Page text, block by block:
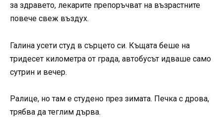
за здравето, лекарите препоръчват на възрастните
повече свеж въздух.
Галина усети студ в сърцето си. Къщата беше на
тридесет километра от града, автобусът идваше само
сутрин и вечер.
Ралице, но там е студено през зимата. Печка с дрова,
трябва да теглим дърва.